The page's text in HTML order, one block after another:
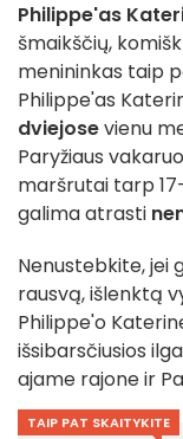
Philippe'as
šmaikščių,
menininkas taip
Philippe'as
dviejosevienu
Paryžiaus
maršrutai tarp
galima atrasti
Nenustebkite, jei
rausvą, išlenktą
Philippe'o
išsibarsčiusios
ajame rajone ir
TAIP PAT SKAITYKITE